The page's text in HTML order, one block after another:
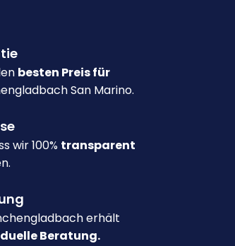
besten Preis für
San Marino.
wir 100% transparent
erhält
Beratung.